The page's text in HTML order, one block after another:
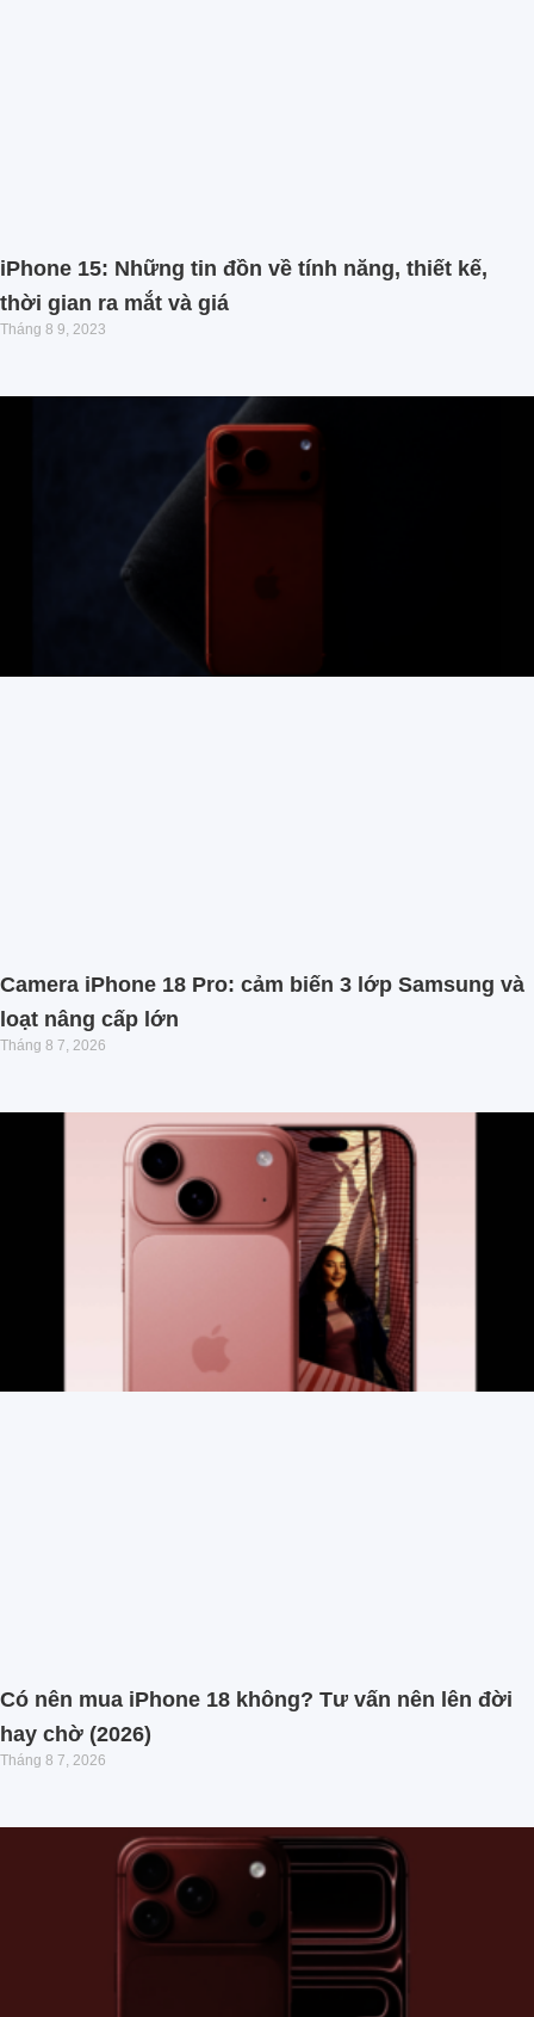
iPhone 15: Những tin đồn về tính năng, thiết kế,
thời gian ra mắt và giá
Tháng 8 9, 2023
Camera iPhone 18 Pro: cảm biến 3 lớp Samsung và
loạt nâng cấp lớn
Tháng 8 7, 2026
Có nên mua iPhone 18 không? Tư vấn nên lên đời
hay chờ (2026)
Tháng 8 7, 2026